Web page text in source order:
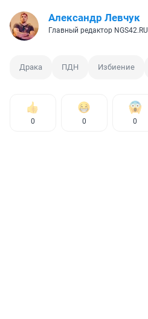
Александр Левчук
Главный редактор NGS42.RU
Драка ПДН Избиение
0 0 0